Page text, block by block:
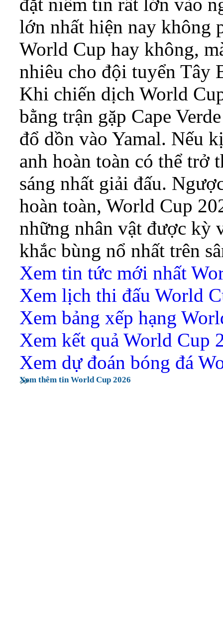
lớn nhất hiện nay không
World Cup hay không,
nhiêu cho đội tuyển Tây
Khi chiến dịch World
bằng trận gặp Cape
đổ dồn vào Yamal. Nếu
anh hoàn toàn có thể trở
sáng nhất giải đấu.
hoàn toàn, World Cup
những nhân vật được kỳ
khắc bùng nổ nhất trên
Xem tin tức mới nhất
Xem lịch thi đấu World
Xem bảng xếp hạng
Xem kết quả World Cup
Xem dự đoán bóng đá
Xem thêm tin World Cup 2026